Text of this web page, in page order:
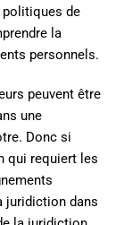
de
la
personnels.
peuvent être
une
Donc si
qui requiert les
juridiction dans